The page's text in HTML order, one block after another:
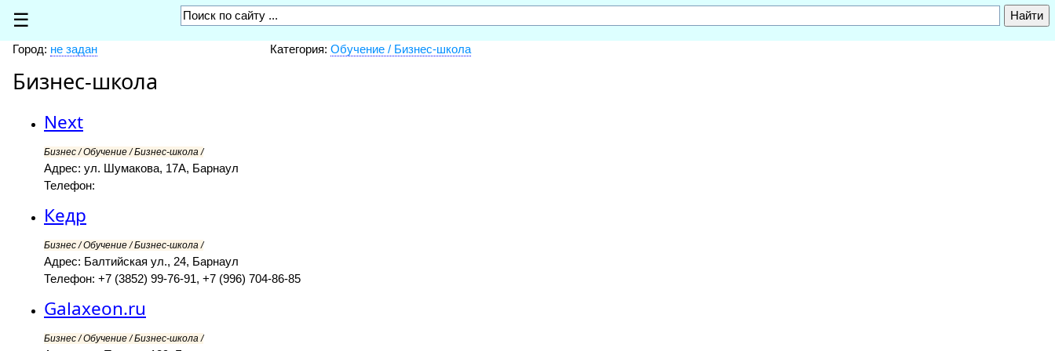
☰
Город: не задан Категория: Обучение / Бизнес-школа
Бизнес-школа
Next
Бизнес / Обучение / Бизнес-школа /
Адрес: ул. Шумакова, 17А, Барнаул
Телефон:
Кедр
Бизнес / Обучение / Бизнес-школа /
Адрес: Балтийская ул., 24, Барнаул
Телефон: +7 (3852) 99-76-91, +7 (996) 704-86-85
Galaxeon.ru
Бизнес / Обучение / Бизнес-школа /